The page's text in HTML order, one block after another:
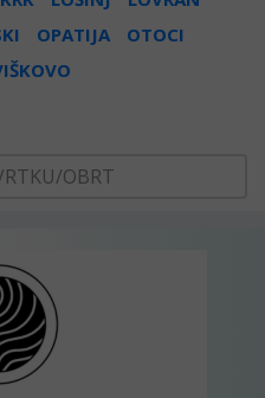
OPATIJA
OTOCI
OBRT